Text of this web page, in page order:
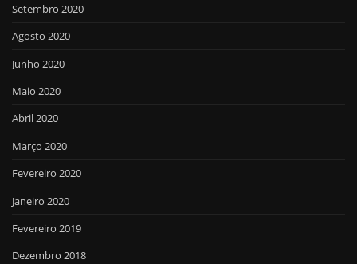
Setembro 2020
Agosto 2020
Junho 2020
Maio 2020
Abril 2020
Março 2020
Fevereiro 2020
Janeiro 2020
Fevereiro 2019
Dezembro 2018